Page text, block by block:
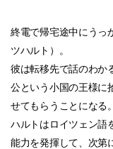
終電で帰宅途中にうっ
ツハルト）。
彼は転移先で話のわか
公という小国の王様に
せてもらうことになる。
ハルトはロイツェン語
能力を発揮して、次第